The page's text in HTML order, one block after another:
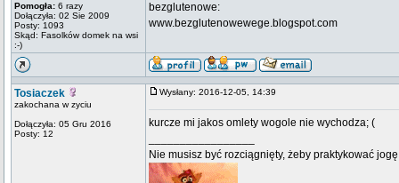
Pomogła: 6 razy
Dołączyła: 02 Sie 2009
Posty: 1093
Skąd: Fasolków domek na wsi
:-)
bezglutenowe:
www.bezglutenowewege.blogspot.com
Tosiaczek
zakochana w zyciu
Dołączyła: 05 Gru 2016
Posty: 12
Wysłany: 2016-12-05, 14:39
kurcze mi jakos omlety wogole nie wychodza; (
Nie musisz być rozciągnięty, żeby praktykować